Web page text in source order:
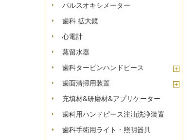
パルスオキシメーター
歯科 拡大鏡
心電計
蒸留水器
歯科タービンハンドピース
歯面清掃用装置
充填材&研磨材&アプリケーター
歯科用ハンドピース注油洗浄装置
歯科手術用ライト・照明器具